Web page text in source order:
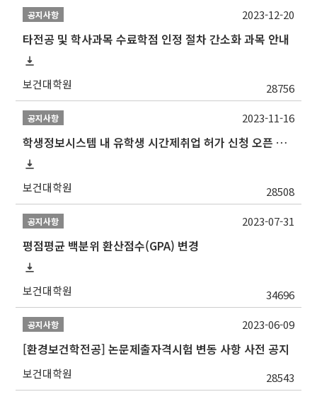
공지사항
타전공 및 학사과목 수료학점 인정 절차 간소화 과목 안내
보건대학원 28756
2023-12-20
공지사항
학생정보시스템 내 유학생 시간제취업 허가 신청 오픈 안내
보건대학원 28508
2023-11-16
공지사항
평점평균 백분위 환산점수(GPA) 변경
보건대학원 34696
2023-07-31
공지사항
[환경보건학전공] 논문제출자격시험 변동 사항 사전 공지
보건대학원 28543
2023-06-09